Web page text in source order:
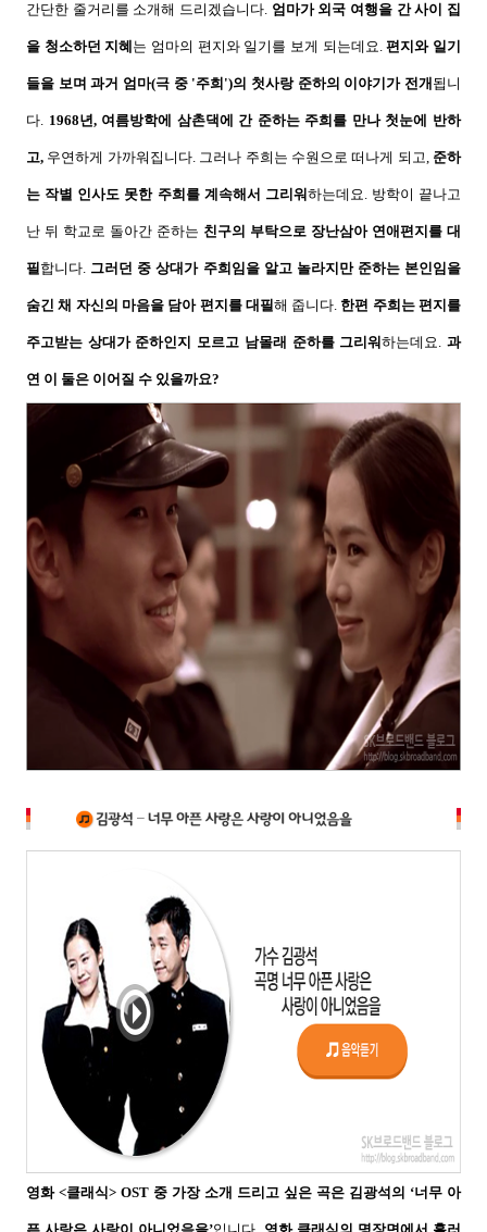
간단한 줄거리를 소개해 드리겠습니다. 엄마가 외국 여행을 간 사이 집
을 청소하던 지혜 는 엄마의 편지와 일기를 보게 되는데요.편지와 일기
들을 보며 과거 엄마(극 중 '주희')의 첫사랑 준하의 이야기가 전개 됩니
다. 1968년, 여름방학에 삼촌댁에 간 준하는 주희를 만나 첫눈에 반하
고, 우연하게 가까워집니다. 그러나 주희는 수원으로 떠나게 되고, 준하
는 작별 인사도 못한 주희를 계속해서 그리워 하는데요. 방학이 끝나고
난 뒤 학교로 돌아간 준하는 친구의 부탁으로 장난삼아 연애편지를 대
필 합니다. 그러던 중 상대가 주희임을 알고 놀라지만 준하는 본인임을
숨긴 채 자신의 마음을 담아 편지를 대필해 줍니다. 한편 주희는 편지를
주고받는 상대가 준하인지 모르고 남몰래 준하를 그리워하는데요.과
연 이 둘은 이어질 수 있을까요?
영화 <클래식> OST 중 가장 소개 드리고 싶은 곡은 김광석의 ‘너무 아